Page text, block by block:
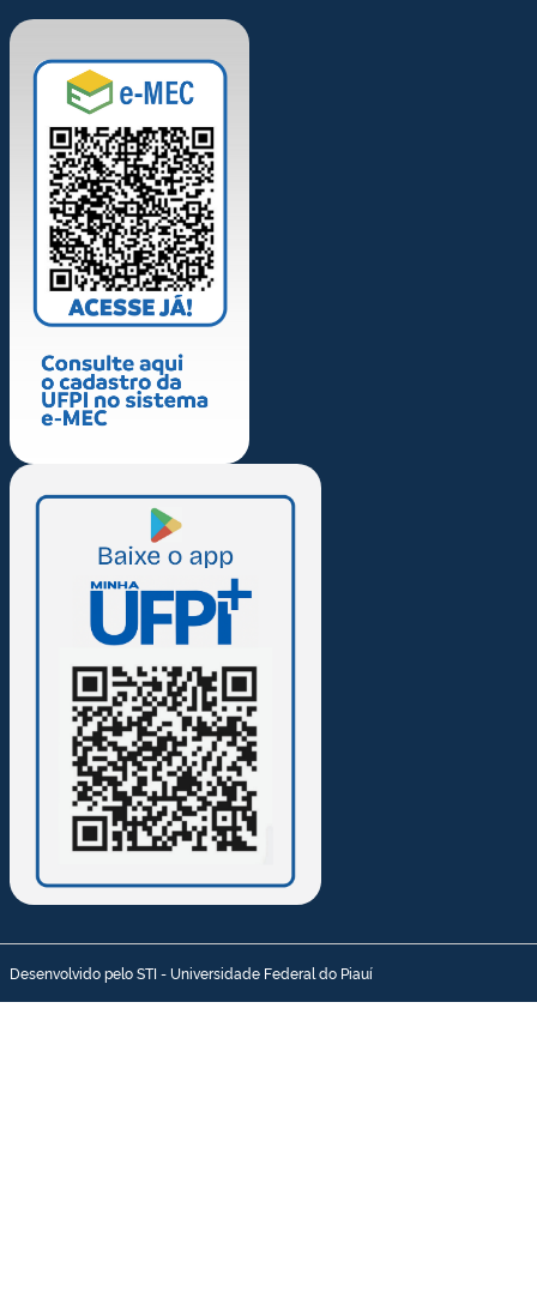
Desenvolvido pelo STI - Universidade Federal do Piauí